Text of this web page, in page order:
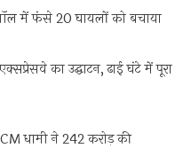
में फंसे 20 घायलों को बचाया
का उद्घाटन, ढाई घंटे में पूरा
CM धामी ने 242 करोड़ की